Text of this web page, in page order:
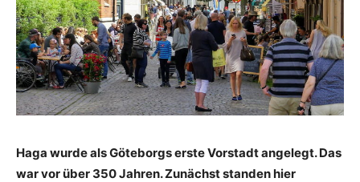
Haga wurde als Göteborgs erste Vorstadt angelegt. Das
war vor über 350 Jahren. Zunächst standen hier